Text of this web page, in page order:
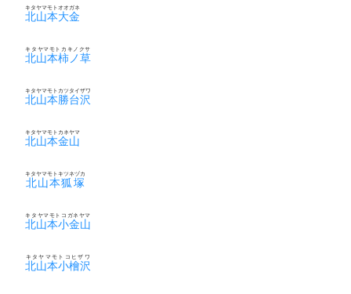
北山本大金
キタヤマモトオオガネ
北山本柿ノ草
キタヤマモトカキノクサ
北山本勝台沢
キタヤマモトカツタイザワ
北山本金山
キタヤマモトカネヤマ
北山本狐塚
キタヤマモトキツネヅカ
北山本小金山
キタヤマモトコガネヤマ
北山本小檜沢
キタヤマモトコヒザワ